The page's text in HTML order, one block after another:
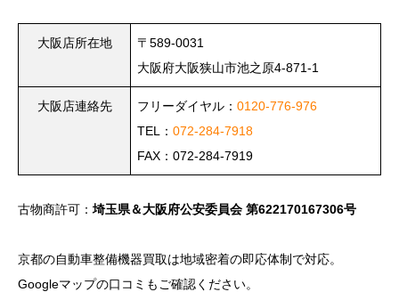
大阪店所在地
〒589-0031
大阪府大阪狭山市池之原4-871-1
大阪店連絡先 フリーダイヤル： 0120-776-976
TEL： 072-284-7918
FAX：072-284-7919
古物商許可： 埼玉県＆大阪府公安委員会 第622170167306号
京都の自動車整備機器買取は地域密着の即応体制で対応。
Googleマップの口コミもご確認ください。